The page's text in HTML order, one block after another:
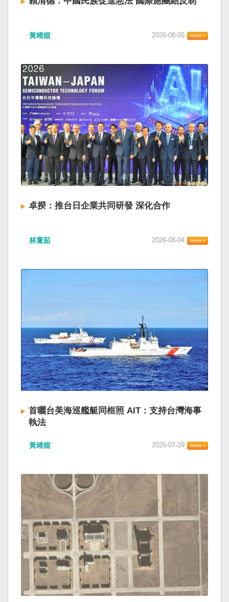
黃靖媗 2026-08-05
卓揆：推台日企業共同研發 深化合作
林薏茹 2026-08-04
首曬台美海巡艦艇同框照 AIT：支持台灣海事
執法
黃靖媗 2026-07-29